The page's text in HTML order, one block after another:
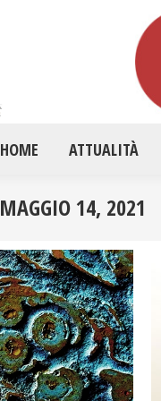
HOME ATTUALITÀ
MAGGIO 14, 2021